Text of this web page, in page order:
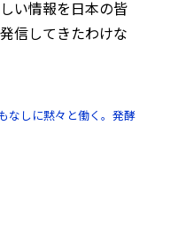
い情報を日本の皆
信してきたわけな
なしに黙々と働く。発酵